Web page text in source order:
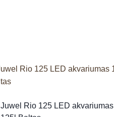
Juwel Rio 125 LED akvariumas